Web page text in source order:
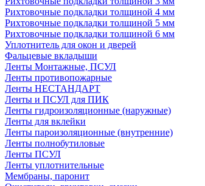
Рихтовочные подкладки толщиной 4 мм
Рихтовочные подкладки толщиной 5 мм
Рихтовочные подкладки толщиной 6 мм
Уплотнитель для окон и дверей
Фальцевые вкладыши
Ленты Монтажные, ПСУЛ
Ленты противопожарные
Ленты НЕСТАНДАРТ
Ленты и ПСУЛ для ПИК
Ленты гидроизоляционные (наружные)
Ленты для вклейки
Ленты пароизоляционные (внутренние)
Ленты полнобутиловые
Ленты ПСУЛ
Ленты уплотнительные
Мембраны, паронит